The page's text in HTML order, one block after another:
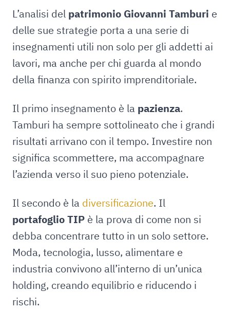
L’analisi del patrimonio Giovanni Tamburi e
delle sue strategie porta a una serie di
insegnamenti utili non solo per gli addetti ai
lavori, ma anche per chi guarda al mondo
della finanza con spirito imprenditoriale.
Il primo insegnamento è la pazienza.
Tamburi ha sempre sottolineato che i grandi
risultati arrivano con il tempo. Investire non
significa scommettere, ma accompagnare
l’azienda verso il suo pieno potenziale.
Il secondo è la diversificazione. Il
portafoglio TIP è la prova di come non si
debba concentrare tutto in un solo settore.
Moda, tecnologia, lusso, alimentare e
industria convivono all’interno di un’unica
holding, creando equilibrio e riducendo i
rischi.